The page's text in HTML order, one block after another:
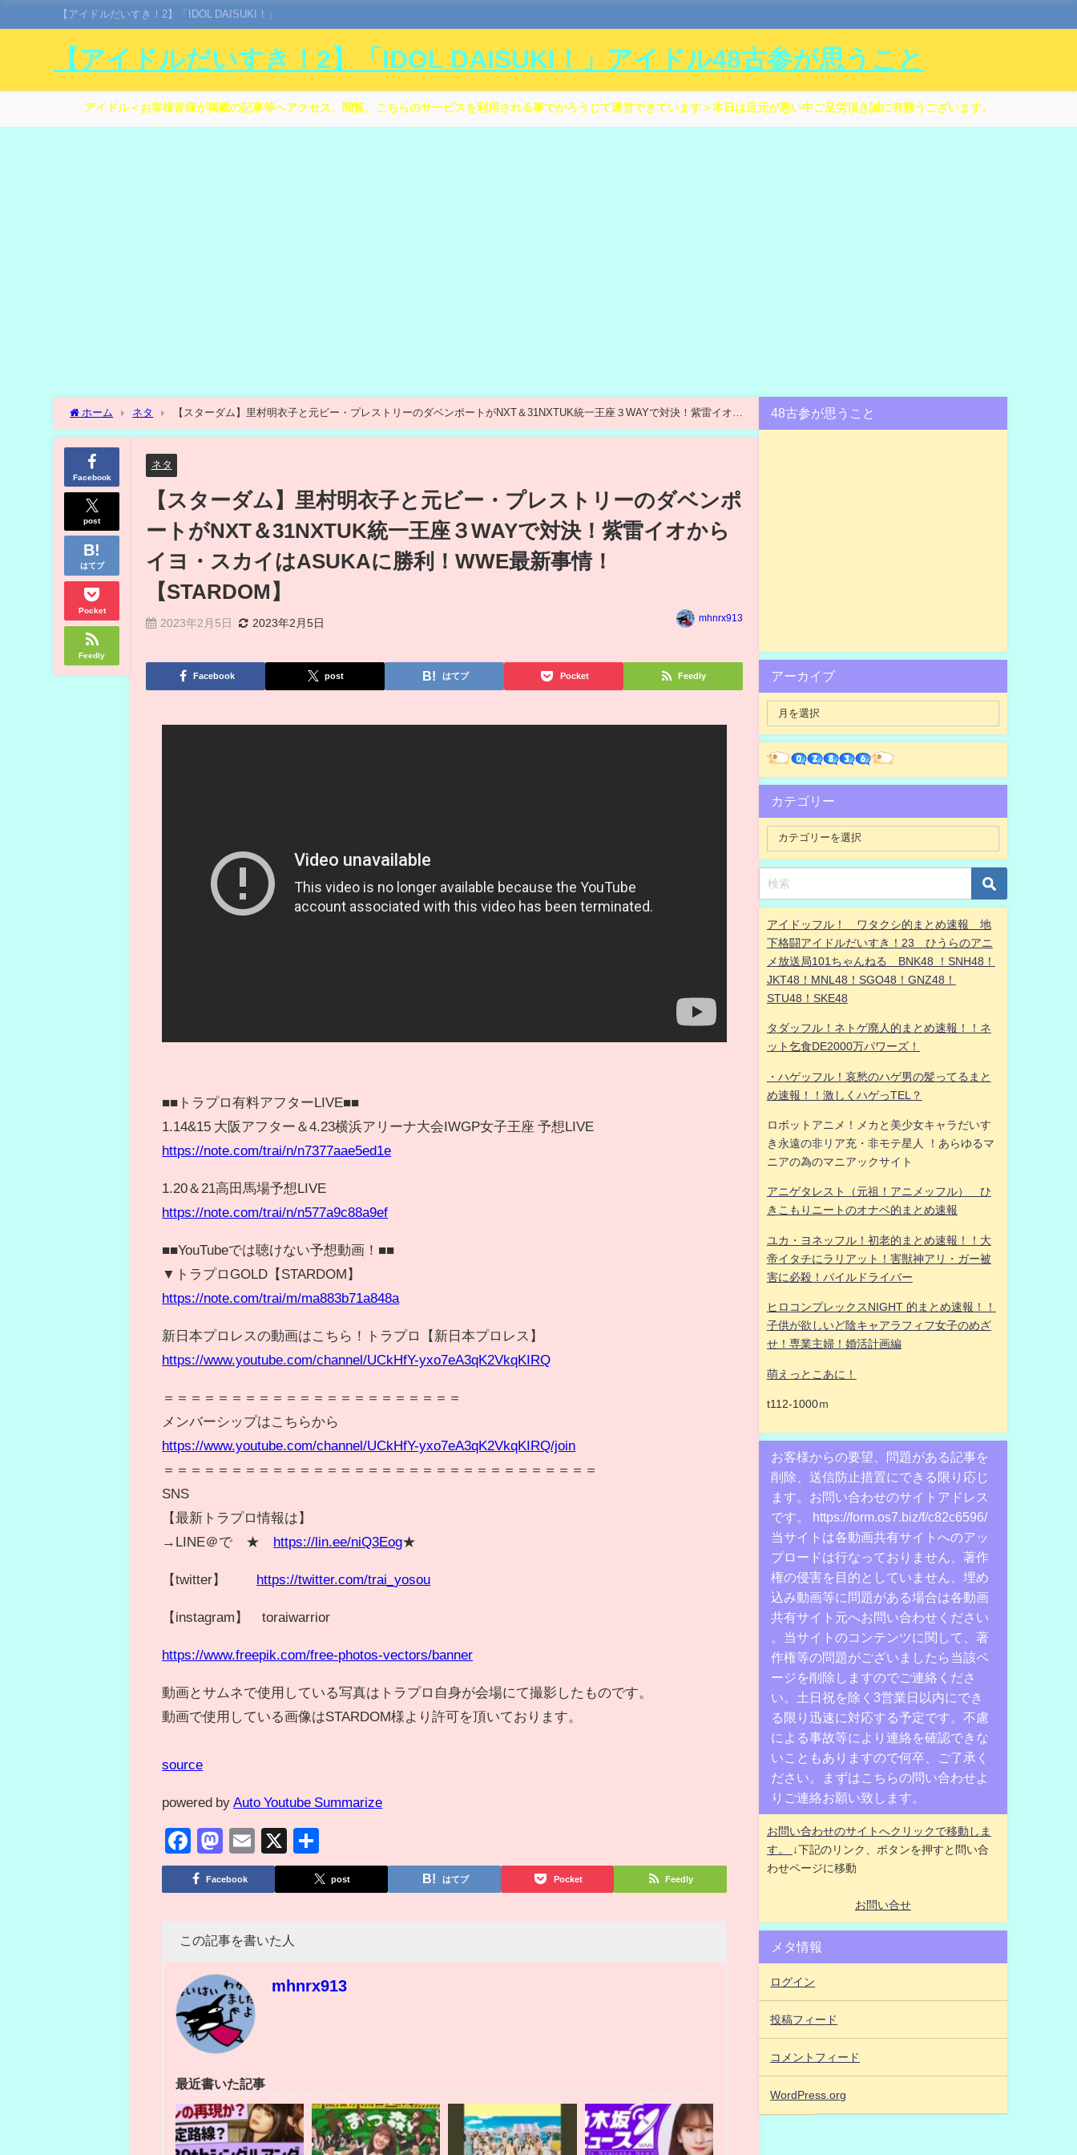
【アイドルだいすき！2】「IDOL DAISUKI！」
【アイドルだいすき！2】「IDOL DAISUKI！」アイドル48古参が思うこと
アイドル＜お客様皆様が掲載の記事等へアクセス、閲覧、こちらのサービスを利用される事でかろうじて運営できています＞本日は足元が悪い中ご足労頂き誠に有難うございます。
ホーム ネタ
【スターダム】里村明衣子と元ビー・プレストリーのダベンポートがNXT＆31NXTUK統一王座３WAYで対決！紫雷イオか
らイヨ・スカイはASUKAに勝利！WWE最新事情！【STARDOM】
Facebook
post
はてブ
Pocket
Feedly
ネタ
【スターダム】里村明衣子と元ビー・プレストリーのダベンポ
ートがNXT＆31NXTUK統一王座３WAYで対決！紫雷イオから
イヨ・スカイはASUKAに勝利！WWE最新事情！
【STARDOM】
2023年2月5日 2023年2月5日 mhnrx913
Facebook post はてブ Pocket Feedly
■■トラプロ有料アフターLIVE■■
1.14&15 大阪アフター＆4.23横浜アリーナ大会IWGP女子王座 予想LIVE
https://note.com/trai/n/n7377aae5ed1e
1.20＆21高田馬場予想LIVE
https://note.com/trai/n/n577a9c88a9ef
■■YouTubeでは聴けない予想動画！■■
▼トラプロGOLD【STARDOM】
https://note.com/trai/m/ma883b71a848a
新日本プロレスの動画はこちら！トラプロ【新日本プロレス】
https://www.youtube.com/channel/UCkHfY-yxo7eA3qK2VkqKIRQ
＝＝＝＝＝＝＝＝＝＝＝＝＝＝＝＝＝＝＝＝＝＝
メンバーシップはこちらから
https://www.youtube.com/channel/UCkHfY-yxo7eA3qK2VkqKIRQ/join
＝＝＝＝＝＝＝＝＝＝＝＝＝＝＝＝＝＝＝＝＝＝＝＝＝＝＝＝＝＝＝＝
SNS
【最新トラプロ情報は】
→LINE＠で ★ https://lin.ee/niQ3Eog★
【twitter】 https://twitter.com/trai_yosou
【instagram】 toraiwarrior
https://www.freepik.com/free-photos-vectors/banner
動画とサムネで使用している写真はトラプロ自身が会場にて撮影したものです。
動画で使用している画像はSTARDOM様より許可を頂いております。
source
powered by Auto Youtube Summarize
Facebook
Mastodon
Email
X
有
Facebook post はてブ Pocket Feedly
この記事を書いた人
mhnrx913
最近書いた記事
48古参が思うこと
アーカイブ
カテゴリー
アイドッフル！ ワタクシ的まとめ速報 地
下格闘アイドルだいすき！23 ひうらのアニ
メ放送局101ちゃんねる BNK48 ！SNH48！
JKT48！MNL48！SGO48！GNZ48！
STU48！SKE48
タダッフル！ネトゲ廃人的まとめ速報！！ネ
ット乞食DE2000万パワーズ！
・ハゲッフル！哀愁のハゲ男の髪ってるまと
め速報！！激しくハゲっTEL？
ロボットアニメ！メカと美少女キャラだいす
き永遠の非リア充・非モテ星人 ！あらゆるマ
ニアの為のマニアックサイト
アニゲタレスト（元祖！アニメッフル） ひ
きこもりニートのオナベ的まとめ速報
ユカ・ヨネッフル！初老的まとめ速報！！大
帝イタチにラリアット！害獣神アリ・ガー被
害に必殺！パイルドライバー
ヒロコンプレックスNIGHT 的まとめ速報！！
子供が欲しいど陰キャアラフィフ女子のめざ
せ！専業主婦！婚活計画編
萌えっとこあに！
t112-1000ｍ
お客様からの要望、問題がある記事を
削除、送信防止措置にできる限り応じ
ます。お問い合わせのサイトアドレス
です。 https://form.os7.biz/f/c82c6596/
当サイトは各動画共有サイトへのアッ
プロードは行なっておりません、著作
権の侵害を目的としていません、埋め
込み動画等に問題がある場合は各動画
共有サイト元へお問い合わせください
。当サイトのコンテンツに関して、著
作権等の問題がございましたら当該ペ
ージを削除しますのでご連絡くださ
い。土日祝を除く3営業日以内にでき
る限り迅速に対応する予定です。不慮
による事故等により連絡を確認できな
いこともありますので何卒、ご了承く
ださい。まずはこちらの問い合わせよ
りご連絡お願い致します。
お問い合わせのサイトへクリックで移動しま
す。
↓下記のリンク、ボタンを押すと問い合
わせページに移動
お問い合せ
メタ情報
ログイン
投稿フィード
コメントフィード
WordPress.org